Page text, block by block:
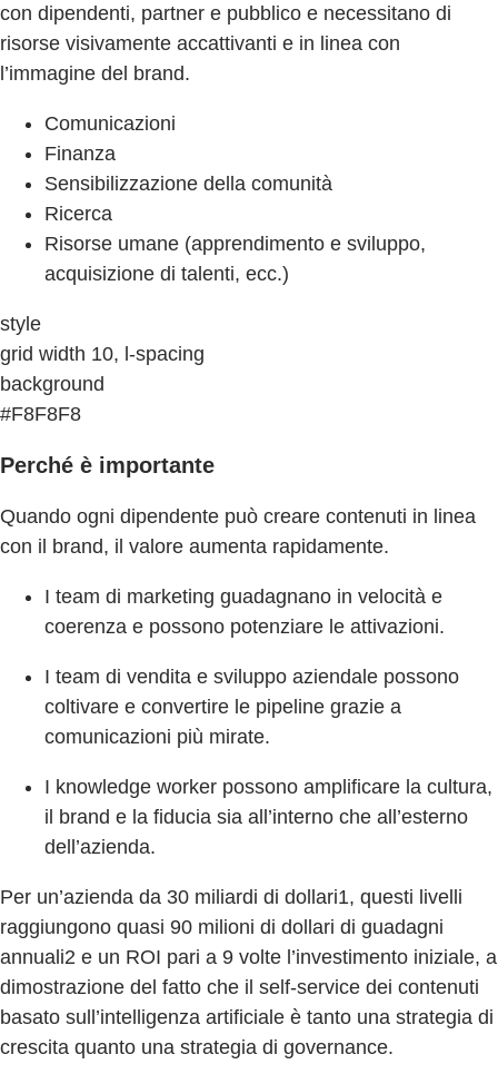
con dipendenti, partner e pubblico e necessitano di
risorse visivamente accattivanti e in linea con
l’immagine del brand.
Comunicazioni
Finanza
Sensibilizzazione della comunità
Ricerca
Risorse umane (apprendimento e sviluppo,
acquisizione di talenti, ecc.)
style
grid width 10, l-spacing
background
#F8F8F8
Perché è importante
Quando ogni dipendente può creare contenuti in linea
con il brand, il valore aumenta rapidamente.
I team di marketing guadagnano in velocità e
coerenza e possono potenziare le attivazioni.
I team di vendita e sviluppo aziendale possono
coltivare e convertire le pipeline grazie a
comunicazioni più mirate.
I knowledge worker possono amplificare la cultura,
il brand e la fiducia sia all’interno che all’esterno
dell’azienda.
Per un’azienda da 30 miliardi di dollari1, questi livelli
raggiungono quasi 90 milioni di dollari di guadagni
annuali2 e un ROI pari a 9 volte l’investimento iniziale, a
dimostrazione del fatto che il self-service dei contenuti
basato sull’intelligenza artificiale è tanto una strategia di
crescita quanto una strategia di governance.